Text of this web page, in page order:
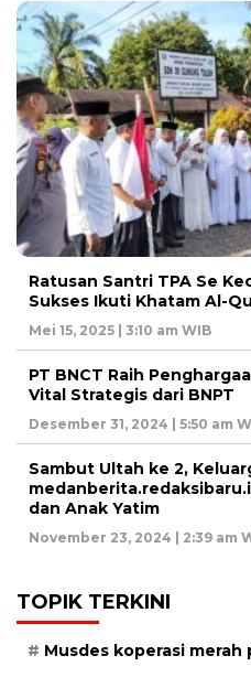
Ratusan Santri TPA Se
Sukses Ikuti Khatam Al-
Mei 15, 2025 | 3:10 am WIB
PT BNCT Raih
Vital Strategis dari BNPT
Desember 31, 2024 | 5:50 am
Sambut Ultah ke 2,
dan Anak Yatim
November 23, 2024 | 2:39 am
TOPIK TERKINI
Musdes koperasi